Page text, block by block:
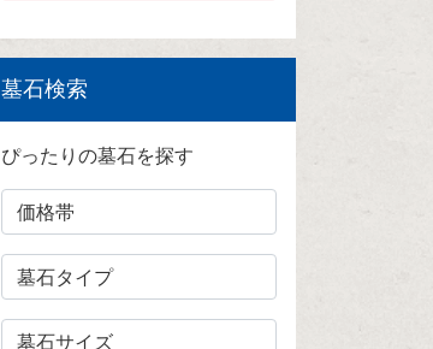
墓石検索
ぴったりの墓石を探す